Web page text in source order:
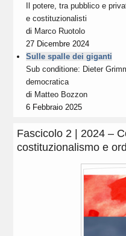
Il potere, tra pubblico e
e costituzionalisti
di Marco Ruotolo
27 Dicembre 2024
Sulle spalle dei giganti
Sub conditione: Dieter
democratica
di Matteo Bozzon
6 Febbraio 2025
Fascicolo 2 | 2024 –
costituzionalismo e